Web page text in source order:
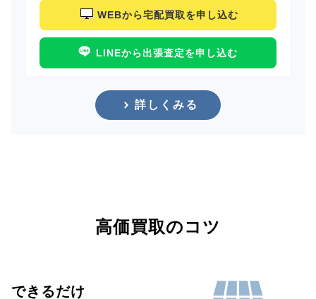
WEBから宅配買取を申し込む
LINEから出張査定を申し込む
詳しくみる
高価買取のコツ
できるだけ